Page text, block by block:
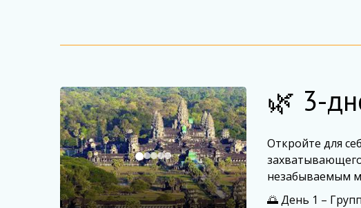
🌿 3-
Откройте для
незабываемым
🌅 День 1 –